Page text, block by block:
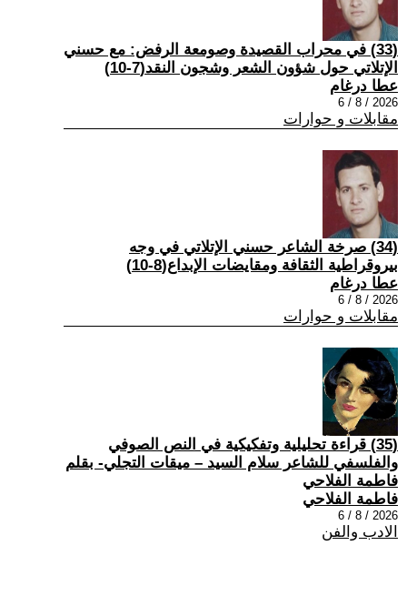
(33) في محراب القصيدة وصومعة الرفض: مع حسني
الإتلاتي حول شؤون الشعر وشجون النقد(7-10)
عطا درغام
2026 / 8 / 6
مقابلات و حوارات
(34) صرخة الشاعر حسني الإتلاتي في وجه
بيروقراطية الثقافة ومقايضات الإبداع(8-10)
عطا درغام
2026 / 8 / 6
مقابلات و حوارات
(35) قراءة تحليلية وتفكيكية في النص الصوفي
والفلسفي للشاعر سلام السيد – ميقات التجلي- بقلم
فاطمة الفلاحي
فاطمة الفلاحي
2026 / 8 / 6
الادب والفن